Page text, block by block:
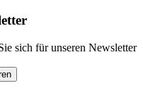
sich für unseren Newsletter